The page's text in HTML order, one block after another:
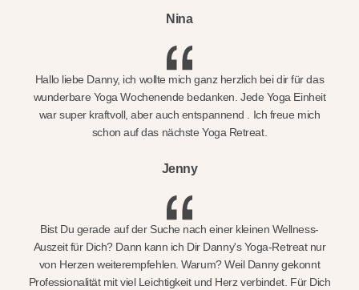
Nina
Hallo liebe Danny, ich wollte mich ganz herzlich bei dir für das
wunderbare Yoga Wochenende bedanken. Jede Yoga Einheit
war super kraftvoll, aber auch entspannend . Ich freue mich
schon auf das nächste Yoga Retreat.
Jenny
Bist Du gerade auf der Suche nach einer kleinen Wellness-
Auszeit für Dich? Dann kann ich Dir Danny's Yoga-Retreat nur
von Herzen weiterempfehlen. Warum? Weil Danny gekonnt
Professionalität mit viel Leichtigkeit und Herz verbindet. Für Dich